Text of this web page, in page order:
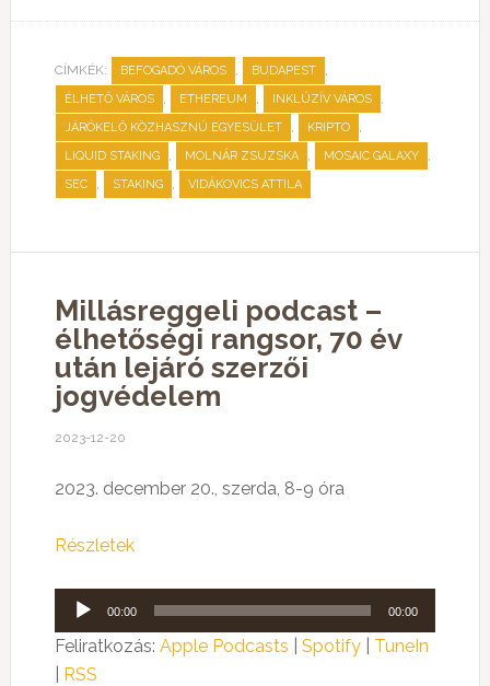
CÍMKÉK: BEFOGADÓ VÁROS , BUDAPEST ,
ÉLHETŐ VÁROS , ETHEREUM , INKLÚZÍV VÁROS ,
JÁRÓKELŐ KÖZHASZNÚ EGYESÜLET , KRIPTO ,
LIQUID STAKING , MOLNÁR ZSUZSKA , MOSAIC GALAXY ,
SEC , STAKING , VIDÁKOVICS ATTILA
Millásreggeli podcast –
élhetőségi rangsor, 70 év
után lejáró szerzői
jogvédelem
2023-12-20
2023. december 20., szerda, 8-9 óra
Részletek
Audió
lejátszó
00:00 00:00
Feliratkozás: Apple Podcasts Spotify| TuneIn
RSS